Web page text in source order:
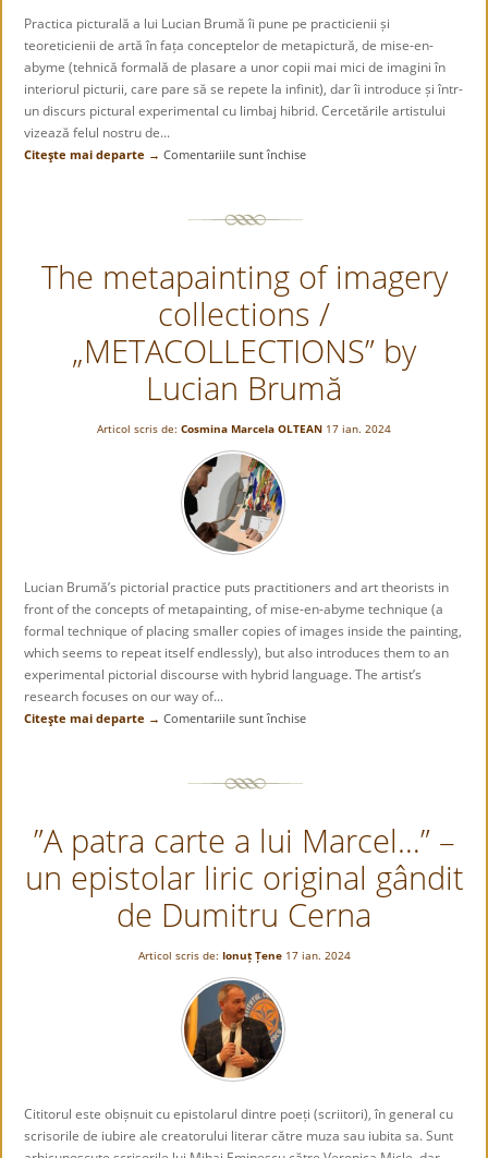
Practica picturală a lui Lucian Brumă îi pune pe practicienii și
teoreticienii de artă în fața conceptelor de metapictură, de mise-en-
abyme (tehnică formală de plasare a unor copii mai mici de imagini în
interiorul picturii, care pare să se repete la infinit), dar îi introduce și într-
un discurs pictural experimental cu limbaj hibrid. Cercetările artistului
vizează felul nostru de...
Citeşte mai departe → Comentariile sunt închise
“METACOLECȚIILE”
lui
Lucian
Brumă
The metapainting of imagery
collections /
„METACOLLECTIONS” by
Lucian Brumă
Articol scris de: Cosmina Marcela OLTEAN 17 ian. 2024
Lucian Brumă’s pictorial practice puts practitioners and art theorists in
front of the concepts of metapainting, of mise-en-abyme technique (a
formal technique of placing smaller copies of images inside the painting,
which seems to repeat itself endlessly), but also introduces them to an
experimental pictorial discourse with hybrid language. The artist’s
research focuses on our way of...
Citeşte mai departe → Comentariile sunt închise
collections
/
„METACOLLECTIONS”
by
Lucian
”A patra carte a lui Marcel…” –
un epistolar liric original gândit
de Dumitru Cerna
Articol scris de: Ionuț Țene 17 ian. 2024
Cititorul este obișnuit cu epistolarul dintre poeți (scriitori), în general cu
scrisorile de iubire ale creatorului literar către muza sau iubita sa. Sunt